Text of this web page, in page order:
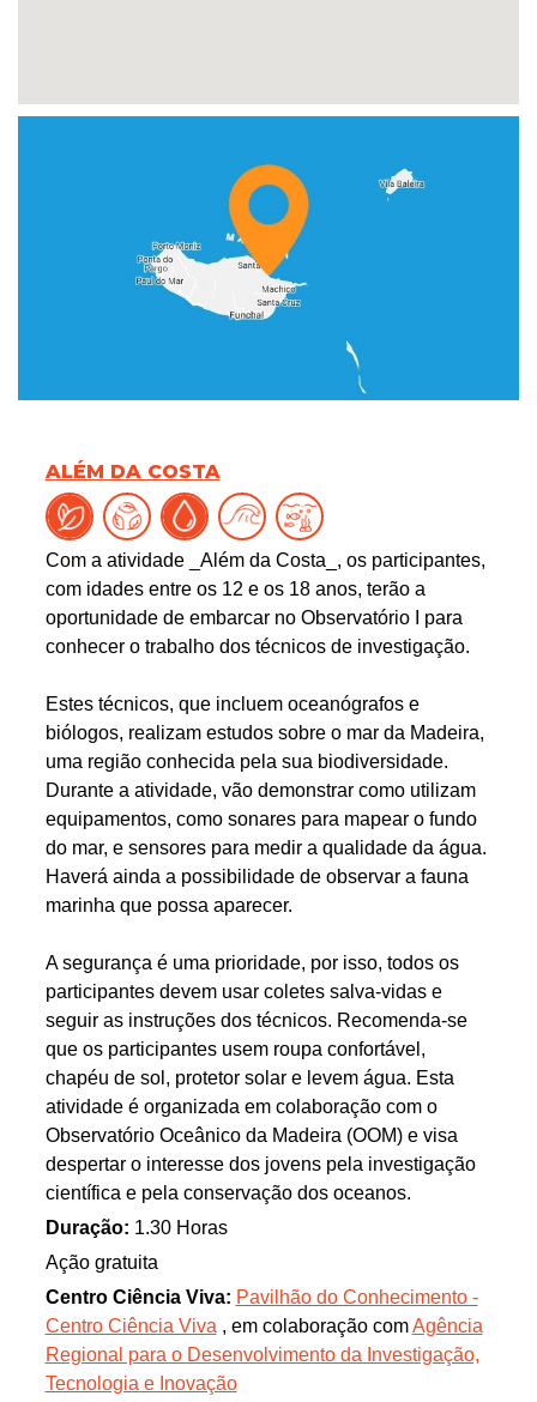
ALÉM DA COSTA
Com a atividade _Além da Costa_, os participantes,
com idades entre os 12 e os 18 anos, terão a
oportunidade de embarcar no Observatório I para
conhecer o trabalho dos técnicos de investigação.
Estes técnicos, que incluem oceanógrafos e
biólogos, realizam estudos sobre o mar da Madeira,
uma região conhecida pela sua biodiversidade.
Durante a atividade, vão demonstrar como utilizam
equipamentos, como sonares para mapear o fundo
do mar, e sensores para medir a qualidade da água.
Haverá ainda a possibilidade de observar a fauna
marinha que possa aparecer.
A segurança é uma prioridade, por isso, todos os
participantes devem usar coletes salva-vidas e
seguir as instruções dos técnicos. Recomenda-se
que os participantes usem roupa confortável,
chapéu de sol, protetor solar e levem água. Esta
atividade é organizada em colaboração com o
Observatório Oceânico da Madeira (OOM) e visa
despertar o interesse dos jovens pela investigação
científica e pela conservação dos oceanos.
Duração: 1.30 Horas
Ação gratuita
Centro Ciência Viva: Pavilhão do Conhecimento -
Centro Ciência Viva , em colaboração comAgência
Regional para o Desenvolvimento da Investigação,
Tecnologia e Inovação